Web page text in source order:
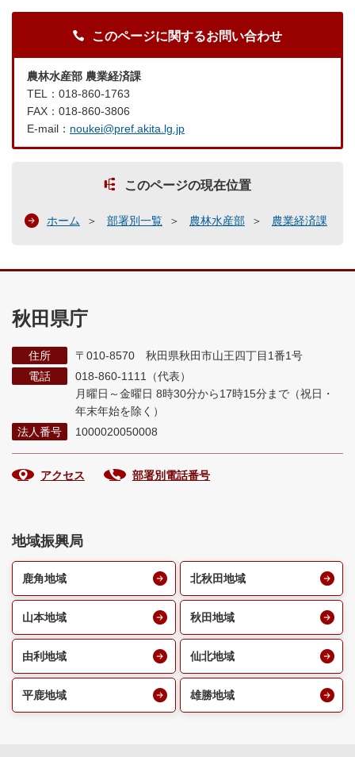
このページに関するお問い合わせ
農林水産部 農業経済課
TEL：018-860-1763
FAX：018-860-3806
E-mail： noukei@pref.akita.lg.jp
このページの現在位置
ホーム 部署別一覧 農林水産部 農業経済課
秋田県庁
住所
〒010-8570 秋田県秋田市山王四丁目1番1号
電話
018-860-1111（代表）
月曜日～金曜日 8時30分から17時15分まで （祝日・
年末年始を除く）
法人番号
1000020050008
アクセス 部署別電話番号
地域振興局
鹿角地域 北秋田地域
山本地域 秋田地域
由利地域 仙北地域
平鹿地域 雄勝地域